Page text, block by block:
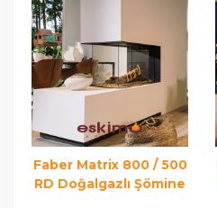
Faber Matrix 800 / 500
RD Doğalgazlı Şömine